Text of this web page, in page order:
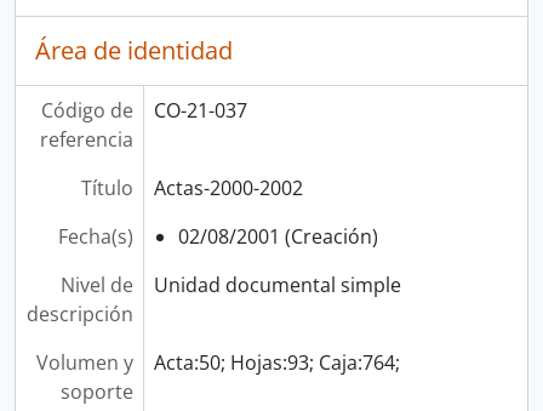
Área de identidad
Código de
referencia
CO-21-037
Título
Actas-2000-2002
Fecha(s)
02/08/2001 (Creación)
Nivel de
descripción
Unidad documental simple
Volumen y
soporte
Acta:50; Hojas:93; Caja:764;